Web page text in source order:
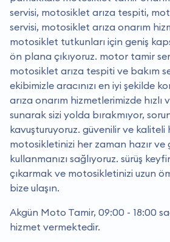
servisi, motosiklet arıza tespiti,
servisi, motosiklet arıza onarım
motosiklet tutkunları için geniş
ön plana çıkıyoruz. motor tamir
motosiklet arıza tespiti ve bakım
ekibimizle aracınızı en iyi şekilde
arıza onarım hizmetlerimizde hızlı
sunarak sizi yolda bırakmıyor,
kavuşturuyoruz. güvenilir ve kaliteli
motosikletinizi her zaman hazır ve
kullanmanızı sağlıyoruz. sürüş
çıkarmak ve motosikletinizi uzun
bize ulaşın.
Akgün Moto Tamir, 09:00 - 18:00
hizmet vermektedir.